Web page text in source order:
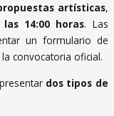
artísticas,
14:00 horas. Las
un formulario de
convocatoria oficial.
dos tipos de